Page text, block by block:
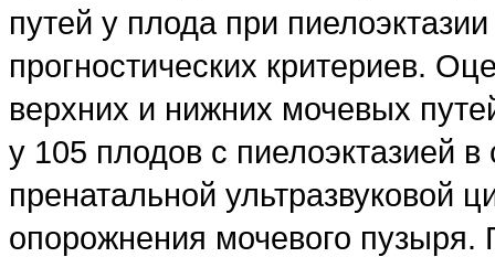
путей у плода при
прогностических критериев.
верхних и нижних мочевых
у 105 плодов с пиелоэктазией
пренатальной ультразвуковой
опорожнения мочевого пузыря.